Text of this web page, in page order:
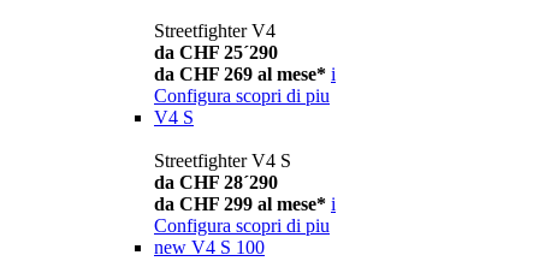
Streetfighter V4
da CHF 25´290
da CHF 269 al mese* i
Configura scopri di piu
V4 S
Streetfighter V4 S
da CHF 28´290
da CHF 299 al mese* i
Configura scopri di piu
new V4 S 100